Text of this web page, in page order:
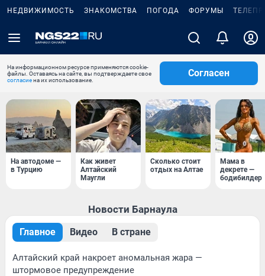
НЕДВИЖИМОСТЬ ЗНАКОМСТВА ПОГОДА ФОРУМЫ
На информационном ресурсе применяются cookie-
файлы. Оставаясь на сайте, вы подтверждаете свое
согласиена их использование.
Согласен
На автодоме —
в Турцию
Как живет
Алтайский
Маугли
Сколько стоит
отдых на Алтае
Мама в
декрете —
бодибилдер
Новости Барнаула
Главное Видео В стране
Алтайский край накроет аномальная жара —
штормовое предупреждение